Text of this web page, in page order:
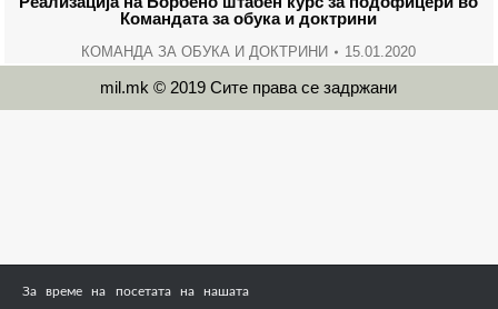
Командата за обука и доктрини
КОМАНДА ЗА ОБУКА И ДОКТРИНИ 15.01.2020
mil.mk © 2019 Сите права се задржани
За време на посетата на нашата